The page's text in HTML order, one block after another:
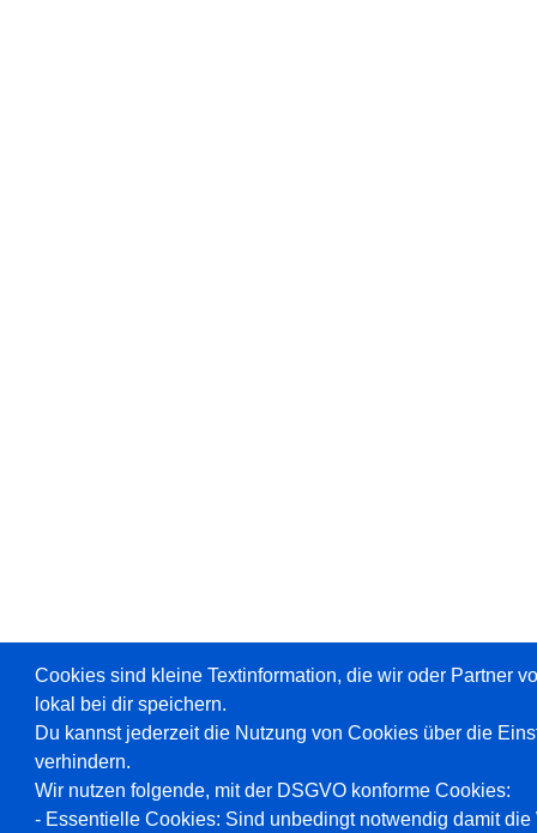
Cookies sind kleine Textinformation, die wir oder Partner
lokal bei dir speichern.
Du kannst jederzeit die Nutzung von Cookies über die
verhindern.
Wir nutzen folgende, mit der DSGVO konforme Cookies:
- Essentielle Cookies: Sind unbedingt notwendig damit